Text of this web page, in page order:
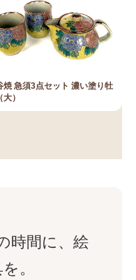
焼 急須3点セット 濃い塗り牡
）
時間に、絵
。